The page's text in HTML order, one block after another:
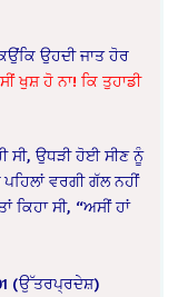
ਉਹਦੀ ਜਾਤ ਹੋਰ
ਖੁਸ਼ ਹੋ ਨਾ! ਕਿ ਤੁਹਾਡੀ
ਸੀ, ਉਧੜੀ ਹੋਈ ਸੀਣ ਨੂੰ
ਵਰਗੀ ਗੱਲ ਨਹੀਂ
ਕਿਹਾ ਸੀ, “ਅਸੀਂ ਹਾਂ
(ਉੱਤਰਪ੍ਰਦੇਸ਼)